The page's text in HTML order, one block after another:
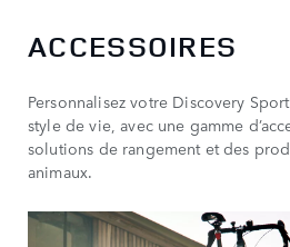
ACCESSOIRES
Personnalisez votre Discovery
style de vie, avec une gamme
solutions de rangement et des
animaux.